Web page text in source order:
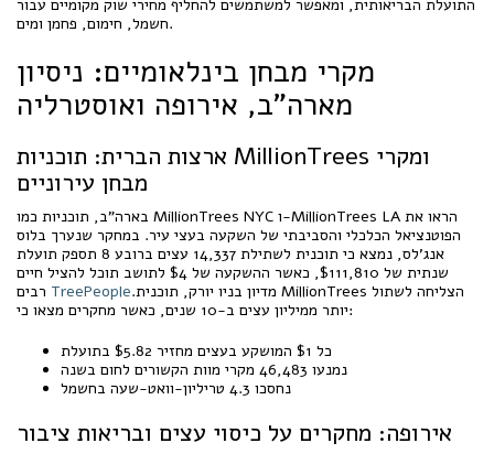
התועלת הבריאותית, ומאפשר למשתמשים להחליף מחירי שוק מקומיים עבור
חשמל, חימום, פחמן ומים.
מקרי מבחן בינלאומיים: ניסיון
מארה"ב, אירופה ואוסטרליה
ארצות הברית: תוכניות MillionTrees ומקרי
מבחן עירוניים
בארה"ב, תוכניות כמו MillionTrees NYC ו-MillionTrees LA הראו את
הפוטנציאל הכלכלי והסביבתי של השקעה בעצי עיר. במחקר שנערך בלוס
אנג’לס, נמצא כי תוכנית לשתילת 14,337 עצים ברובע 8 תספק תועלת
שנתית של $111,810, כאשר ההשקעה של $4 לתושב תוכל להציל חיים
TreePeople.מדיון בניו יורק, תוכנית MillionTrees הצליחה לשתול
יותר ממיליון עצים ב-10 שנים, כאשר מחקרים מצאו כי:
כל $1 המושקע בעצים מחזיר $5.82 בתועלת
נמנעו 46,483 מקרי מוות הקשורים לחום בשנה
נחסכו 4.3 טריליון-וואט-שעה בחשמל
אירופה: מחקרים על כיסוי עצים ובריאות ציבור